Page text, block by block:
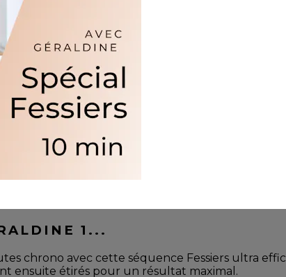
1...
chrono avec cette séquence Fessiers ultra
ensuite étirés pour un résultat maximal.